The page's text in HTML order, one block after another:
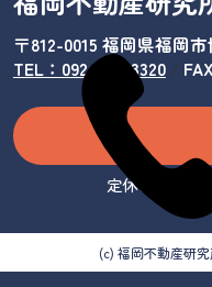
〒812-0015 福岡県福岡
TEL：092-433-3320/
定休日：水曜
(c) 福岡不動産研